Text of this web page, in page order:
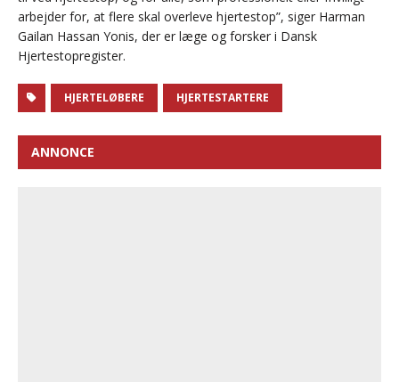
arbejder for, at flere skal overleve hjertestop”, siger Harman
Gailan Hassan Yonis, der er læge og forsker i Dansk
Hjertestopregister.
HJERTELØBERE HJERTESTARTERE
ANNONCE